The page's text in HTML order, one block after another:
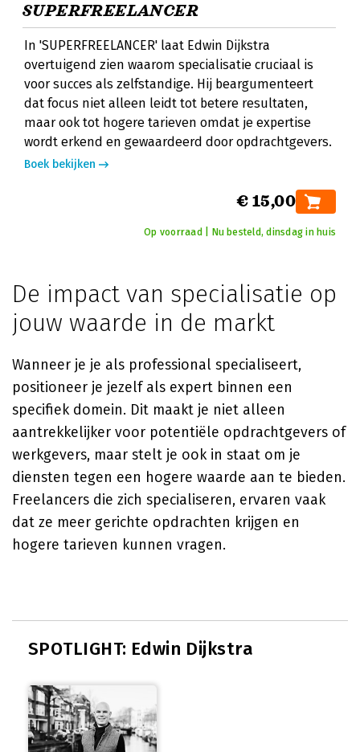
SUPERFREELANCER
In 'SUPERFREELANCER' laat Edwin Dijkstra
overtuigend zien waarom specialisatie cruciaal is
voor succes als zelfstandige. Hij beargumenteert
dat focus niet alleen leidt tot betere resultaten,
maar ook tot hogere tarieven omdat je expertise
wordt erkend en gewaardeerd door opdrachtgevers.
Boek bekijken
€ 15,00
Op voorraad | Nu besteld, dinsdag in huis
De impact van specialisatie op
jouw waarde in de markt
Wanneer je je als professional specialiseert,
positioneer je jezelf als expert binnen een
specifiek domein. Dit maakt je niet alleen
aantrekkelijker voor potentiële opdrachtgevers of
werkgevers, maar stelt je ook in staat om je
diensten tegen een hogere waarde aan te bieden.
Freelancers die zich specialiseren, ervaren vaak
dat ze meer gerichte opdrachten krijgen en
hogere tarieven kunnen vragen.
SPOTLIGHT: Edwin Dijkstra